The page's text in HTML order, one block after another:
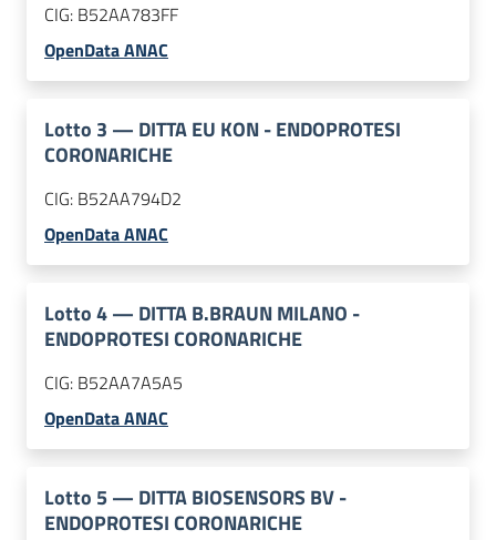
CIG: B52AA783FF
OpenData ANAC
Lotto 3 — DITTA EU KON - ENDOPROTESI
CORONARICHE
CIG: B52AA794D2
OpenData ANAC
Lotto4— DITTA B.BRAUN MILANO -
ENDOPROTESI CORONARICHE
CIG: B52AA7A5A5
OpenData ANAC
Lotto 5— DITTA BIOSENSORS BV -
ENDOPROTESI CORONARICHE